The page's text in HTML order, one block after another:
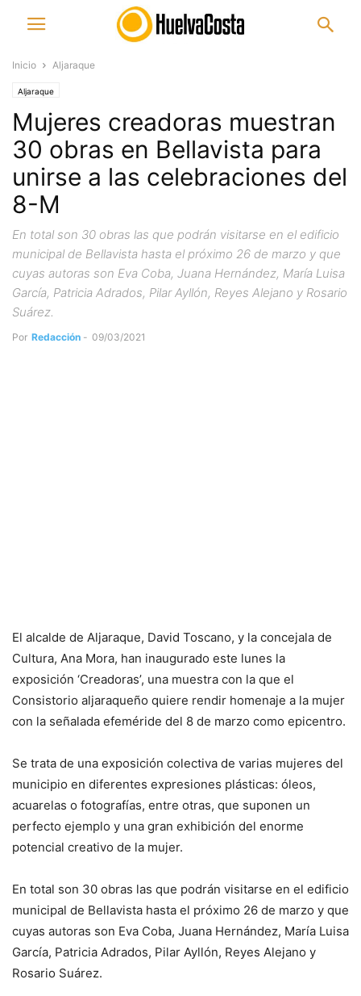
Inicio Aljaraque
Aljaraque
Mujeres creadoras muestran
30 obras en Bellavista para
unirse a las celebraciones del
8-M
En total son 30 obras las que podrán visitarse en el edificio
municipal de Bellavista hasta el próximo 26 de marzo y que
cuyas autoras son Eva Coba, Juana Hernández, María Luisa
García, Patricia Adrados, Pilar Ayllón, Reyes Alejano y Rosario
Suárez.
Por Redacción - 09/03/2021
El alcalde de Aljaraque, David Toscano, y la concejala de
Cultura, Ana Mora, han inaugurado este lunes la
exposición ‘Creadoras’, una muestra con la que el
Consistorio aljaraqueño quiere rendir homenaje a la mujer
con la señalada efeméride del 8 de marzo como epicentro.
Se trata de una exposición colectiva de varias mujeres del
municipio en diferentes expresiones plásticas: óleos,
acuarelas o fotografías, entre otras, que suponen un
perfecto ejemplo y una gran exhibición del enorme
potencial creativo de la mujer.
En total son 30 obras las que podrán visitarse en el edificio
municipal de Bellavista hasta el próximo 26 de marzo y que
cuyas autoras son Eva Coba, Juana Hernández, María Luisa
García, Patricia Adrados, Pilar Ayllón, Reyes Alejano y
Rosario Suárez.